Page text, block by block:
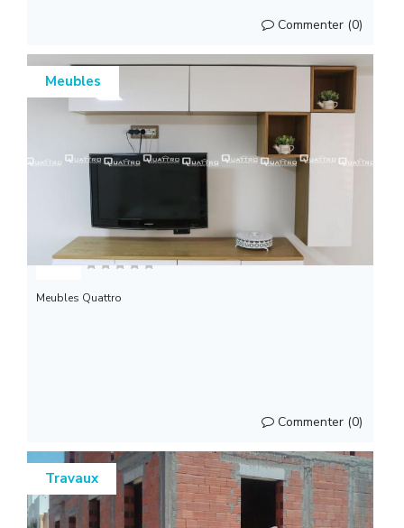
Commenter (0)
Meubles
QUATTRO
Meubles Quattro
Commenter (0)
Travaux